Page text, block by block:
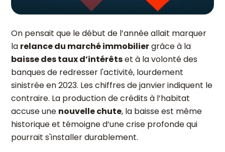
On pensait que le début de l’année allait marquer
la relance du marché immobiliergrâce à la
baisse des taux d’intérêtset à la volonté des
banques de redresser l'activité, lourdement
sinistrée en 2023. Les chiffres de janvier indiquent le
contraire. La production de crédits à l’habitat
accuse une nouvelle chute, la baisse est même
historique et témoigne d’une crise profonde qui
pourrait s'installer durablement.